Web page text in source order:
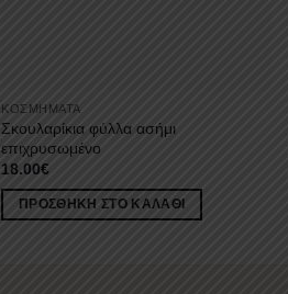
ΚΟΣΜΉΜΑΤΑ
Σκουλαρίκια φύλλα ασήμι
επιχρυσωμένο
18.00€
ΠΡΟΣΘΉΚΗ ΣΤΟ ΚΑΛΆΘΙ